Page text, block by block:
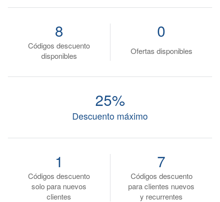
Códigos descuento
disponibles
8
Ofertas disponibles
0
Descuento máximo
25%
Códigos descuento
solo para nuevos
clientes
1
Códigos descuento
para clientes nuevos
y recurrentes
7